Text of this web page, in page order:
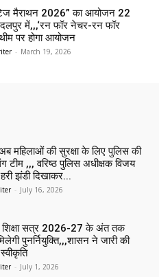
मैराथन 2026” का आयोजन 22
में,,,‘रन फॉर नेचर-रन फॉर
पर होगा आयोजन
- March 19, 2026
महिलाओं की सुरक्षा के लिए पुलिस की
टीम ,,, वरिष्ठ पुलिस अधीक्षक विजय
झंडी दिखाकर...
- July 16, 2026
शिक्षा सत्र 2026-27 के अंत तक
पुनर्नियुक्ति,,,शासन ने जारी की
- July 1, 2026